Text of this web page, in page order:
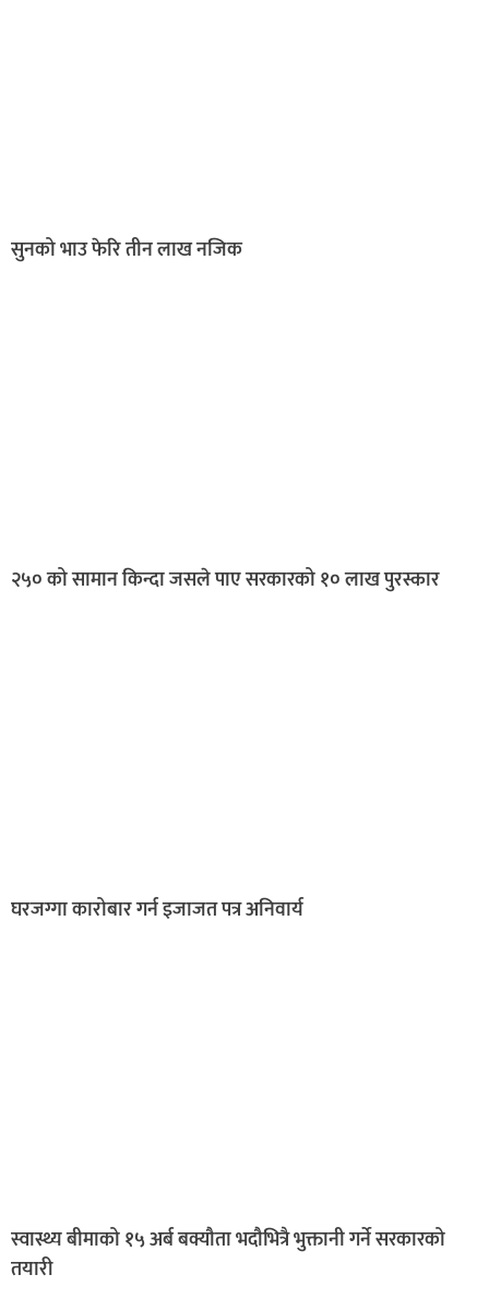
सुनको भाउ फेरि तीन लाख नजिक
२५० को सामान किन्दा जसले पाए सरकारको १० लाख पुरस्कार
घरजग्गा कारोबार गर्न इजाजत पत्र अनिवार्य
स्वास्थ्य बीमाको १५ अर्ब बक्यौता भदौभित्रै भुक्तानी गर्ने सरकारको
तयारी